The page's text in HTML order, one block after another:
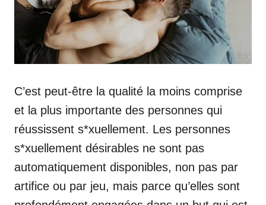
C’est peut-être la qualité la moins comprise
et la plus importante des personnes qui
réussissent s*xuellement. Les personnes
s*xuellement désirables ne sont pas
automatiquement disponibles, non pas par
artifice ou par jeu, mais parce qu’elles sont